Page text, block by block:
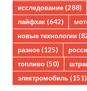
исследование (288)
лайфхак (642)
новые технологии
разное (125)
топливо (50)
электромобиль (151)